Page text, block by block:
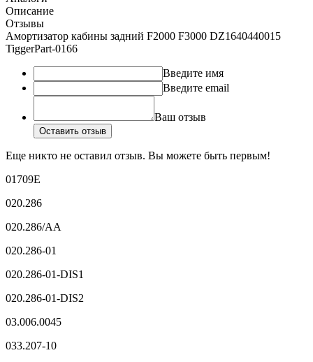
Описание
Отзывы
Амортизатор кабины задний F2000 F3000 DZ1640440015
TiggerPart-0166
Введите имя
Введите email
Ваш отзыв
Оставить отзыв
Еще никто не оставил отзыв. Вы можете быть первым!
01709E
020.286
020.286/AA
020.286-01
020.286-01-DIS1
020.286-01-DIS2
03.006.0045
033.207-10